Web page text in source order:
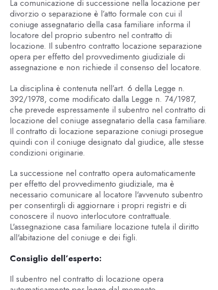
La comunicazione di successione nella locazione per
divorzio o separazione è l’atto formale con cui il
coniuge assegnatario della casa familiare informa il
locatore del proprio subentro nel contratto di
locazione. Il subentro contratto locazione separazione
opera per effetto del provvedimento giudiziale di
assegnazione e non richiede il consenso del locatore.
La disciplina è contenuta nell’art. 6 della Legge n.
392/1978, come modificato dalla Legge n. 74/1987,
che prevede espressamente il subentro nel contratto di
locazione del coniuge assegnatario della casa familiare.
Il contratto di locazione separazione coniugi prosegue
quindi con il coniuge designato dal giudice, alle stesse
condizioni originarie.
La successione nel contratto opera automaticamente
per effetto del provvedimento giudiziale, ma è
necessario comunicare al locatore l'avvenuto subentro
per consentirgli di aggiornare i propri registri e di
conoscere il nuovo interlocutore contrattuale.
L'assegnazione casa familiare locazione tutela il diritto
all'abitazione del coniuge e dei figli.
Consiglio dell’esperto:
Il subentro nel contratto di locazione opera